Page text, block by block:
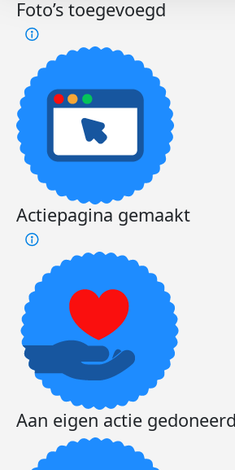
Foto’s toegevoegd
Actiepagina gemaakt
Aan eigen actie gedoneerd